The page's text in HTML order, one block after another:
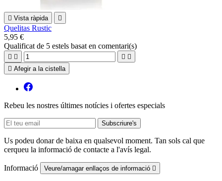
 Vista ràpida 
Quelitas Rustic
5,95 €
Qualificat de 5 estels basat en comentari(s)
   
 Afegir a la cistella
Rebeu les nostres últimes notícies i ofertes especials
Us podeu donar de baixa en qualsevol moment. Tan sols cal que
cerqueu la informació de contacte a l'avís legal.
Informació Veure/amagar enllaços de informació 